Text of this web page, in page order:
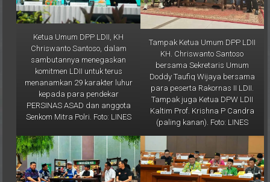
Ketua Umum DPP LDII, KH
Chriswanto Santoso, dalam
sambutannya menegaskan
komitmen LDII untuk terus
menanamkan 29 karakter luhur
kepada para pendekar
PERSINAS ASAD dan anggota
Senkom Mitra Polri. Foto: LINES
Tampak Ketua Umum DPP LDII
KH. Chriswanto Santoso
bersama Sekretaris Umum
Doddy Taufiq Wijaya bersama
para peserta Rakornas II LDII.
Tampak juga Ketua DPW LDII
Kaltim Prof. Krishna P Candra
(paling kanan). Foto: LINES